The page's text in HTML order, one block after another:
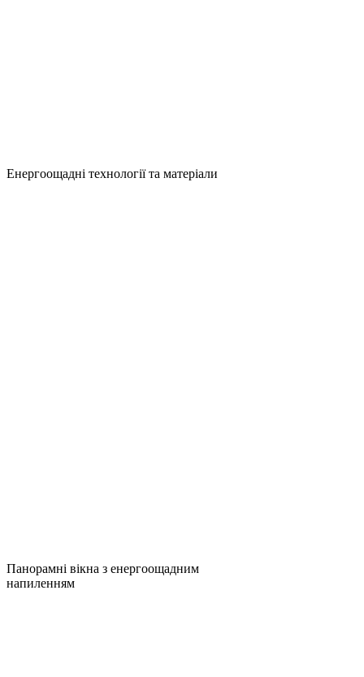
Енергоощадні технології та матеріали
Панорамні вікна з енергоощадним
напиленням